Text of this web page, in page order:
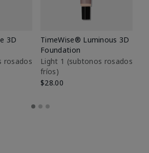
3D
rosados
TimeWise® Luminous 3D
Foundation
Light 1​ (subtonos rosados
fríos)
$28.00